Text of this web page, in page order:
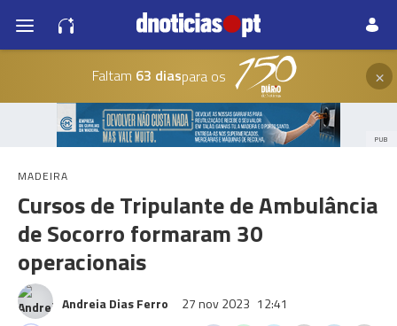
Faltam 63 diaspara os ×
PUB
MADEIRA
Cursos de Tripulante de Ambulância
de Socorro formaram 30
operacionais
Andreia Dias Ferro 27 nov 2023 12:41